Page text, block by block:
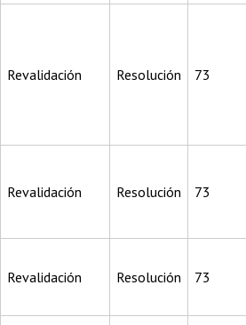
Revalidación Resolución 73
Revalidación Resolución 73
Revalidación Resolución 73